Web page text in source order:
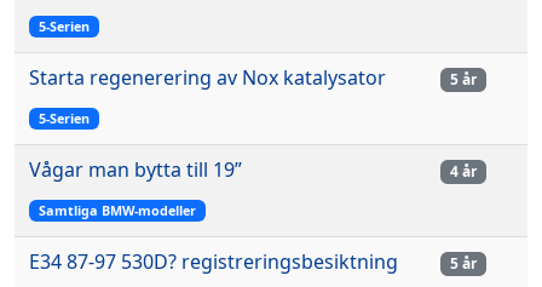
5-Serien
Starta regenerering av Nox katalysator
5-Serien
5 år
Vågar man bytta till 19”
Samtliga BMW-modeller
4 år
E34 87-97 530D? registreringsbesiktning 5 år